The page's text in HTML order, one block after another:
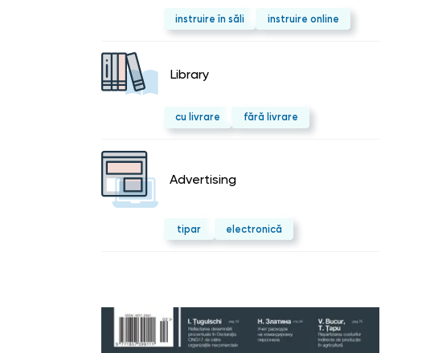
instruire în săli instruire online
Library
cu livrare fără livrare
Advertising
tipar electronică